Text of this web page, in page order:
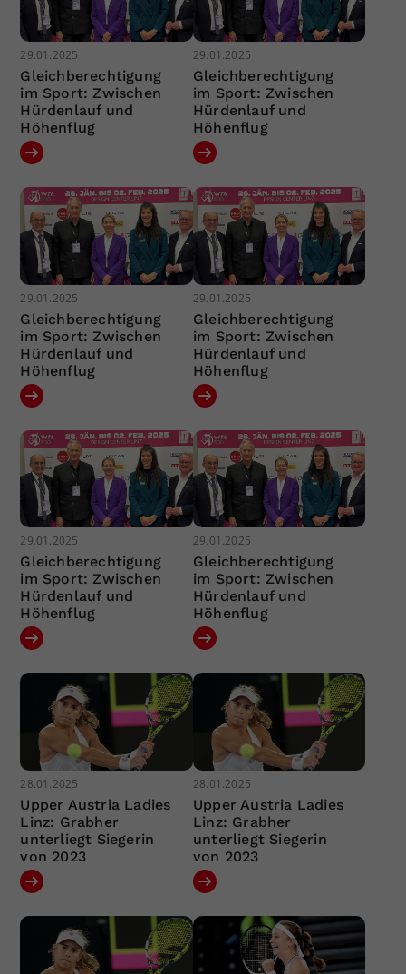
29.01.2025
Gleichberechtigung
im Sport: Zwischen
Hürdenlauf und
Höhenflug
29.01.2025
Gleichberechtigung
im Sport: Zwischen
Hürdenlauf und
Höhenflug
29.01.2025
Gleichberechtigung
im Sport: Zwischen
Hürdenlauf und
Höhenflug
29.01.2025
Gleichberechtigung
im Sport: Zwischen
Hürdenlauf und
Höhenflug
29.01.2025
Gleichberechtigung
im Sport: Zwischen
Hürdenlauf und
Höhenflug
29.01.2025
Gleichberechtigung
im Sport: Zwischen
Hürdenlauf und
Höhenflug
28.01.2025
Upper Austria Ladies
Linz: Grabher
unterliegt Siegerin
von 2023
28.01.2025
Upper Austria Ladies
Linz: Grabher
unterliegt Siegerin
von 2023